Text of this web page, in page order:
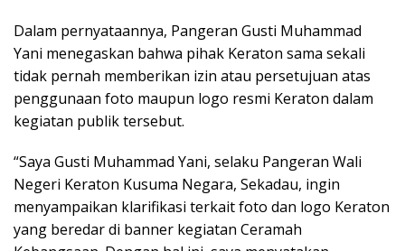
Dalam pernyataannya, Pangeran Gusti Muhammad
Yani menegaskan bahwa pihak Keraton sama sekali
tidak pernah memberikan izin atau persetujuan atas
penggunaan foto maupun logo resmi Keraton dalam
kegiatan publik tersebut.
“Saya Gusti Muhammad Yani, selaku Pangeran Wali
Negeri Keraton Kusuma Negara, Sekadau, ingin
menyampaikan klarifikasi terkait foto dan logo Keraton
yang beredar di banner kegiatan Ceramah